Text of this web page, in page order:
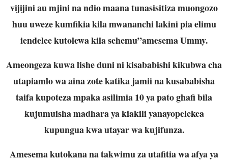
vijijini au mjini na ndio maana tunasisitiza muongozo
huu uweze kumfikia kila mwananchi lakini pia elimu
iendelee kutolewa kila sehemu”amesema Ummy.
Ameongeza kuwa lishe duni ni kisababishi kikubwa cha
utapiamlo wa aina zote katika jamii na kusababisha
taifa kupoteza mpaka asilimia 10 ya pato ghafi bila
kujumuisha madhara ya kiakili yanayopelekea
kupungua kwa utayar wa kujifunza.
Amesema kutokana na takwimu za utafitia wa afya ya